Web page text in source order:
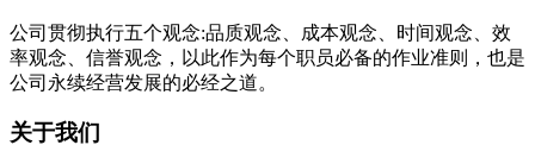
公司贯彻执行五个观念:品质观念、成本观念、时间观念、效
率观念、信誉观念，以此作为每个职员必备的作业准则，也是
公司永续经营发展的必经之道。
关于我们